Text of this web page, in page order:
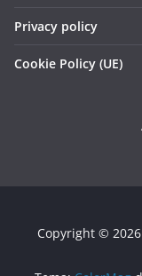
Privacy policy
Cookie Policy (UE)
Copyright © 2026